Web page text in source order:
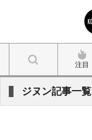
注目
ジヌン記事一覧